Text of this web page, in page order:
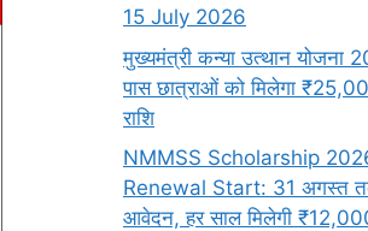
15 July 2026
मुख्यमंत्री कन्या उत्थान योजना
पास छात्राओं को मिलेगा
राशि
NMMSS Scholarship
Renewal Start: 31 अगस्त
आवेदन, हर साल मिलेगी ₹12,000